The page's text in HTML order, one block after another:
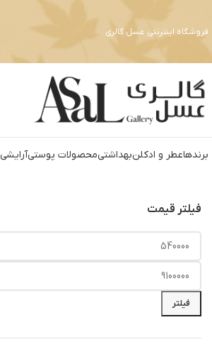
فروشگاه اینترنتی عسل گالری
برندهاعطر و ادکلنبهداشتيمحصولات پوستیآرايشي
فیلتر قیمت
فیلتر